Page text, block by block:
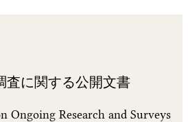
査に関する公開文書
Ongoing Research and Surveys